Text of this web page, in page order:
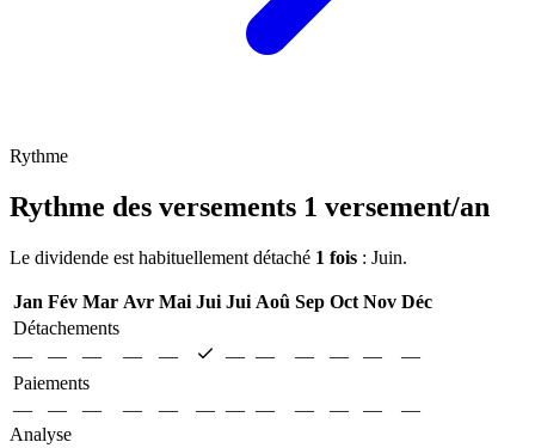
Rythme
Rythme des versements 1 versement/an
Le dividende est habituellement détaché 1 fois : Juin.
Jan Fév Mar Avr Mai Jui Jui Aoû Sep Oct Nov Déc
Détachements
—
— — — — — — — — —
—
Paiements
—
— — — — — — — — — —
—
Analyse